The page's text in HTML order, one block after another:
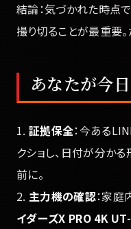
結論：気づかれた時点
撮り切ることが最重要
あなたが今
1. 証拠保全：今ある
クショし、日付が分か
前に。
2. 主力機の確認：家庭
イダーズX PRO 4K